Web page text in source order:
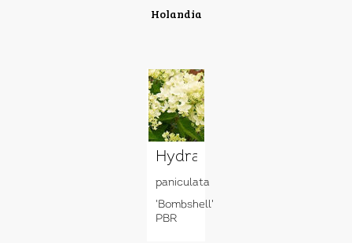
Holandia
Hydrangea
paniculata
'Bombshell'
PBR